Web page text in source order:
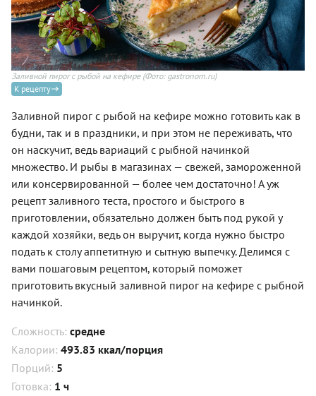
Заливной пирог с рыбой на кефире(Фото: gastronom.ru)
К рецепту
Заливной пирог с рыбой на кефире можно готовить как в
будни, так и в праздники, и при этом не переживать, что
он наскучит, ведь вариаций с рыбной начинкой
множество. И рыбы в магазинах — свежей, замороженной
или консервированной — более чем достаточно! А уж
рецепт заливного теста, простого и быстрого в
приготовлении, обязательно должен быть под рукой у
каждой хозяйки, ведь он выручит, когда нужно быстро
подать к столу аппетитную и сытную выпечку. Делимся с
вами пошаговым рецептом, который поможет
приготовить вкусный заливной пирог на кефире с рыбной
начинкой.
Сложность: средне
Калории: 493.83 ккал/порция
Порций: 5
Готовка: 1 ч